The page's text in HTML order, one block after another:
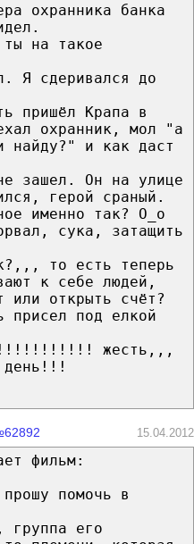
охранника банка
на такое
Я сдеривался до
пришёл Крапа в
охранник, мол "а
найду?" и как даст
зашел. Он на улице
герой сраный.
именно так? О_о
сука, затащить
то есть теперь
к себе людей,
или открыть счёт?
под елкой
жесть,,,
день!!!
15.04.2012
фильм:
помочь в
группа его